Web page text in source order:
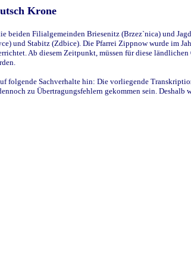
Krone
Filialgemeinden Briesenitz (Brzez`nica) und
und Stabitz (Zdbice). Die Pfarrei Zippnow wurde im
Ab diesem Zeitpunkt, müssen für diese
folgende Sachverhalte hin: Die vorliegende
zu Übertragungsfehlern gekommen sein. Deshalb